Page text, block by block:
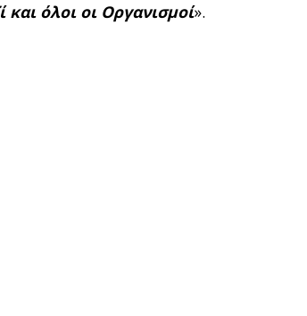
όλοι οι Οργανισμοί».